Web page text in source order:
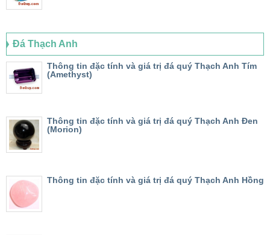
Đá Thạch Anh
Thông tin đặc tính và giá trị đá quý Thạch Anh Tím
(Amethyst)
Thông tin đặc tính và giá trị đá quý Thạch Anh Đen
(Morion)
Thông tin đặc tính và giá trị đá quý Thạch Anh Hồng